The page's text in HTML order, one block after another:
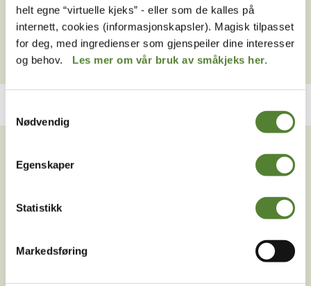
helt egne “virtuelle kjeks” - eller som de kalles på
internett, cookies (informasjonskapsler). Magisk tilpasset
for deg, med ingredienser som gjenspeiler dine interesser
og behov. Les mer om vår bruk av småkjeks her.
Nødvendig
Egenskaper
Statistikk
Markedsføring
Kan jeg betale barnepris for måltider i Dyreparken
hvis jeg har hatt gastric bypass operasjon?
VIL DU HA NYHETSBREV FRA
unike tilbud og nyheter. Uten nyhetsbrev går du glipp
E-post